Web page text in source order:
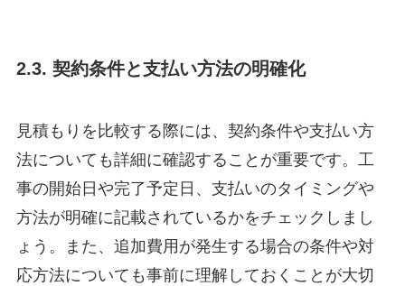
2.3. 契約条件と支払い方法の明確化
見積もりを比較する際には、契約条件や支払い方
法についても詳細に確認することが重要です。工
事の開始日や完了予定日、支払いのタイミングや
方法が明確に記載されているかをチェックしまし
ょう。また、追加費用が発生する場合の条件や対
応方法についても事前に理解しておくことが大切